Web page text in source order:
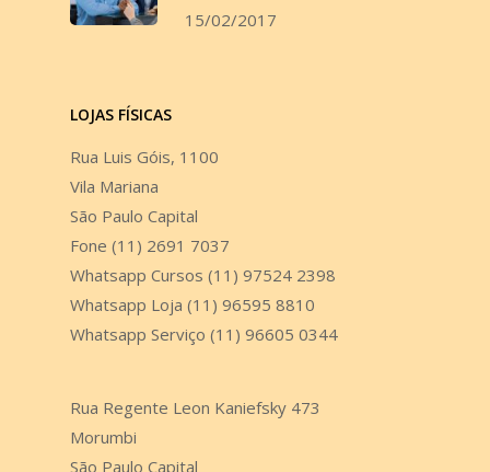
15/02/2017
LOJAS FÍSICAS
Rua Luis Góis, 1100
Vila Mariana
São Paulo Capital
Fone (11) 2691 7037
Whatsapp Cursos (11) 97524 2398
Whatsapp Loja (11) 96595 8810
Whatsapp Serviço (11) 96605 0344
Rua Regente Leon Kaniefsky 473
Morumbi
São Paulo Capital